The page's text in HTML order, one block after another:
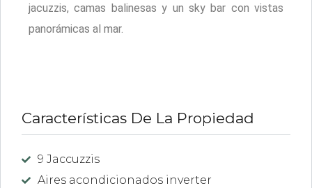
jacuzzis, camas balinesas y un sky bar con vistas
panorámicas al mar.
Características De La Propiedad
9 Jaccuzzis
Aires acondicionados inverter